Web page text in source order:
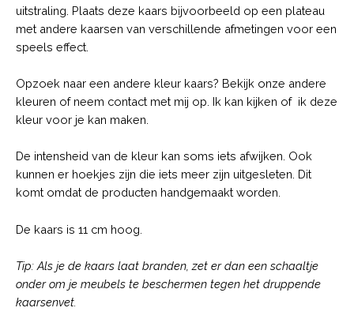
uitstraling. Plaats deze kaars bijvoorbeeld op een plateau
met andere kaarsen van verschillende afmetingen voor een
speels effect.
Opzoek naar een andere kleur kaars? Bekijk onze andere
kleuren of neem contact met mij op. Ik kan kijken of ik deze
kleur voor je kan maken.
De intensheid van de kleur kan soms iets afwijken. Ook
kunnen er hoekjes zijn die iets meer zijn uitgesleten. Dit
komt omdat de producten handgemaakt worden.
De kaars is 11 cm hoog.
Tip: Als je de kaars laat branden, zet er dan een schaaltje
onder om je meubels te beschermen tegen het druppende
kaarsenvet.